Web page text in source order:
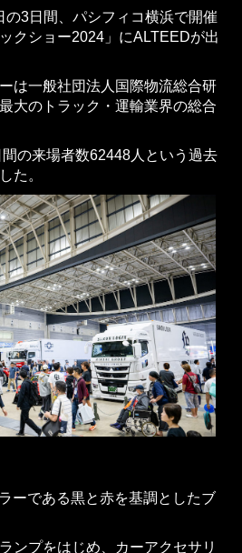
の3日間、パシフィコ横浜で開催
クショー2024」にALTEEDが出
は一般社団法人国際物流総合研
大のトラック・運輸業界の総合
の来場者数62448人という過去
た。
ーである黒と赤を基調としたブ
ンプをはじめ、カーアクセサリ